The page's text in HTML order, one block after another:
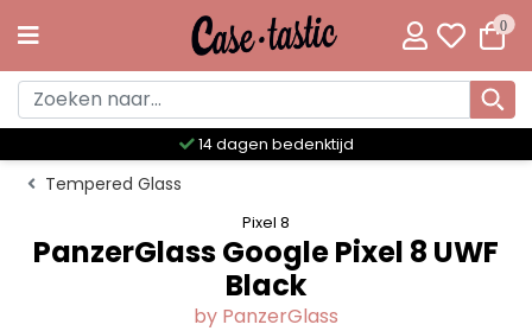
0
14 dagen bedenktijd
Tempered Glass
Pixel 8
PanzerGlass Google Pixel 8 UWF
Black
by PanzerGlass